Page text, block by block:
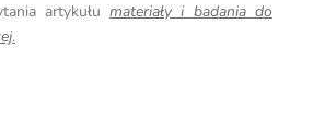
artykułumateriały i badania do
.